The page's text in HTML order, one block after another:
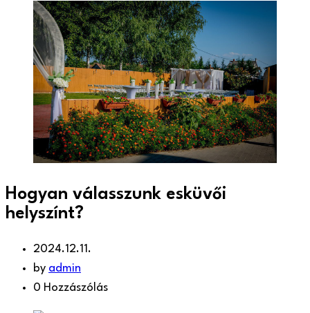
Hogyan válasszunk esküvői
helyszínt?
2024.12.11.
by admin
0 Hozzászólás